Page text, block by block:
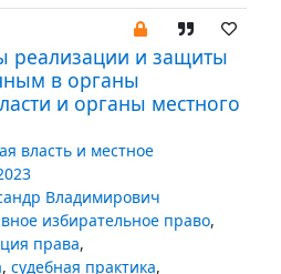
реализации и защиты
в органы
и органы местного
власть и местное
Владимирович
избирательное право,
права,
, судебная практика,